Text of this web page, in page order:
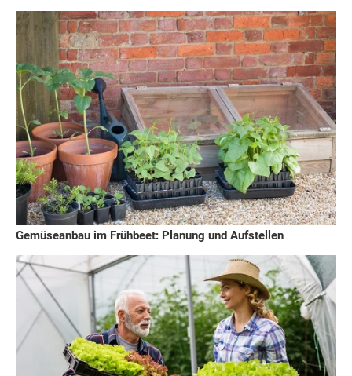
Gemüseanbau im Frühbeet: Planung und Aufstellen